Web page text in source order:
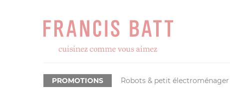
Robots & petit électroménager
PROMOTIONS